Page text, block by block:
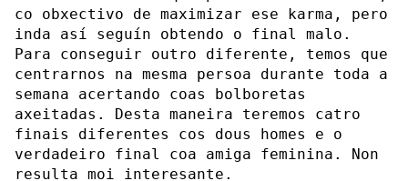
co obxectivo de maximizar ese karma, pero
inda así seguín obtendo o final malo.
Para conseguir outro diferente, temos que
centrarnos na mesma persoa durante toda a
semana acertando coas bolboretas
axeitadas. Desta maneira teremos catro
finais diferentes cos dous homes e o
verdadeiro final coa amiga feminina. Non
resulta moi interesante.